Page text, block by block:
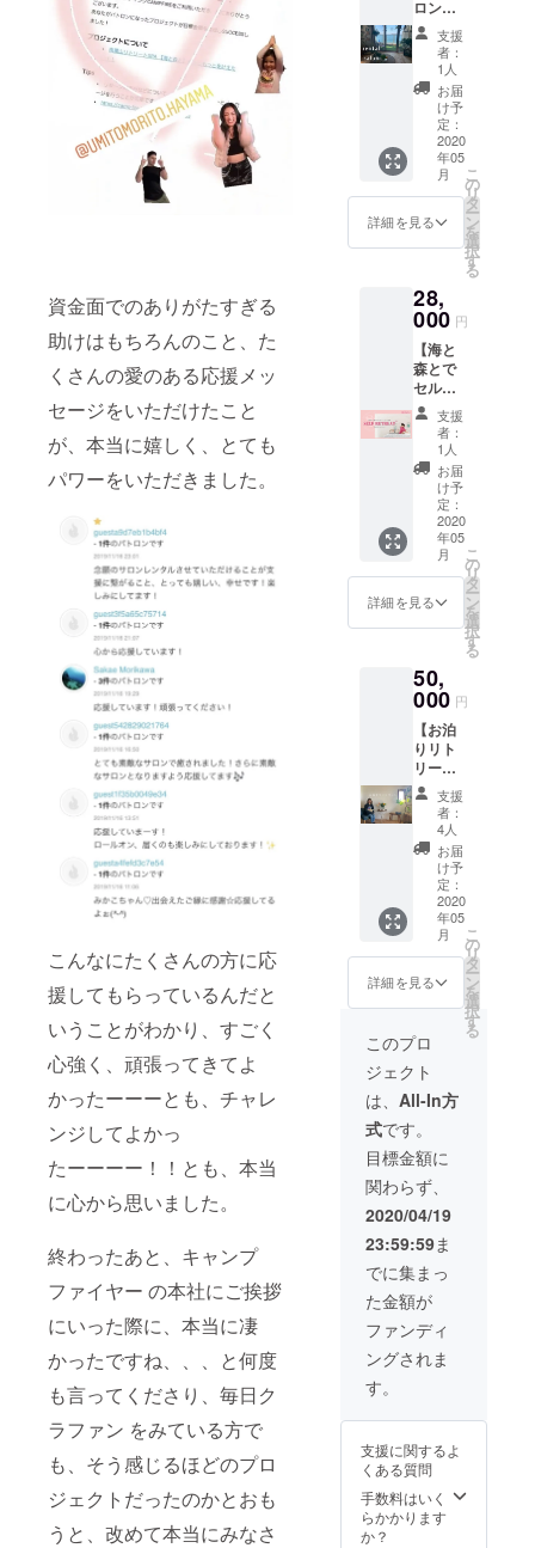
資金面でのありがたすぎる
助けはもちろんのこと、た
くさんの愛のある応援メッ
セージをいただけたこと
が、本当に嬉しく、とても
パワーをいただきました。
こんなにたくさんの方に応
援してもらっているんだと
いうことがわかり、すごく
心強く、頑張ってきてよ
かったーーーとも、チャレ
ンジしてよかっ
たーーーー！！とも、本当
に心から思いました。
終わったあと、キャンプ
ファイヤー の本社にご挨拶
にいった際に、本当に凄
かったですね、、、と何度
も言ってくださり、毎日ク
ラファン をみている方で
も、そう感じるほどのプロ
ジェクトだったのかとおも
うと、改めて本当にみなさ
援！！
！ そん
な優し
いあな
たもぜ
ひよろ
しくお
願いい
たしま
す！！
思いつ
くか
も！
オー
シャン
フロン
トバス
に心ゆ
くまで
入って
い＾＾
（クレ
ディ
テー
ション
トリー
トメン
トバス
をお選
びいた
だけま
す） 激
動の
2020年
だから
こそ、
このい
贅沢な
時間を
ント。
いまを
ただた
だ感じ
よう。
絶え間
なく聴
こえて
くる波
の音
が、 あ
なたの
心の声
を呼び
覚ま
こは何
かが動
場所。
そう、
感じて
くれた
ことも
とても
大きな
ギフト
でし
た。 お
ひとり
ずつ、
好きな
き、 着
衣のま
まベッ
トで、
micaco
が触れ
させて
いただ
きま
す。 そ
の間
中、サ
ロン全
体を
Reoく
しいハ
ンドパ
でくれ
る至福
の時
間。 あ
まりに
も素敵
で、開
催後し
ばらく
たった
あとも
とって
も満た
されて
る余韻
中美味
しい
タイム
を挟
み、前
半後半
とわけ
て行い
ます。
リト
リート
スパだ
からこ
そでき
る、
ゆった
りと リ
ラック
スした
状態で
までお
楽しみ
くださ
い。 他
では味
わえな
定5名様
の贅沢
healing
になっ
たよ
う、と
喩えて
くださ
る方
も。 そ
して、
よう、
大切な
人を大
切にし
よう。
そう、
感じて
くれた
ことも
とても
大きな
ギフト
でし
た。 お
ひとり
ずつ、
好きな
き、 着
衣のま
まベッ
トで、
micaco
が触れ
させて
いただ
きま
す。 そ
の間
中、サ
ロン全
体を
Reoく
しいハ
ンドパ
みこん
でくれ
る至福
の時
まりに
も素敵
で、開
催後し
ばらく
たった
あとも
とって
も満た
されて
る余韻
＾＾ 途
中美味
タイム
を挟
み、前
半後半
とわけ
て行い
ロン
for セラ
ピス
ト】 前
回のリ
ターン
でも、
人気
だった
レンタ
ルサロ
ン
1day 海
目の前
のロ
ケー
ション
で、1日
サロン
してみ
ません
か？ ど
んなふ
うにや
りたい
かな
ど、ご
相談に
応じま
す。 ま
た、微
の、
SNSで
もお知
らせな
どのご
協力を
させて
いただ
きます
（任
意）
マッ
サージ
ベット
タオル
（大
判・
ル・お
タオ
ル）
ホット
キャビ
ネット
ガスコ
ンロ や
かん
など、
ご利用
いただ
けま
す。 ８
時間の
光熱費
の料金
となり
ます。
備考欄
に内容
などお
支援
者：
1人
お届
け予
定：
2020
年05
月
詳細を見る
こ
の
リ
タ
ー
ン
を
選
択
す
る
28,
000 円
【海と
森とで
セルフ
リト
リー
ト】 セ
ルフリ
トリー
トと
は、長
谷川エ
レナ朋
美さん
考案の
メソッ
ド。 ６
ニュー
に沿っ
て、
心・
体・環
境それ
ぞれの
フィー
ルドで
『自分
と向き
合う』
ワーク
をする
ことで
自分自
身の片
参りま
す。
https://
www.se
lfretrea
t-
official.
com/ 本
来ひと
りで行
う、セ
ルフリ
トリー
トです
がシェ
アをす
ること
で 理解
す。 ま
た、波
の音し
かきこ
えない
環境で
支援
者：
1人
お届
け予
定：
2020
年05
月
詳細を見る
こ
の
リ
タ
ー
ン
を
選
択
す
る
50,
000 円
【お泊
りリト
リー
ト】 葉
山と海
と森
と、満
喫プラ
ン。 遠
方から
きてく
ださる
方、近
くの方
も、波
の音を
聴きな
がら丸2
日過ご
す体験
してみ
ません
か？ ご
希望に
沿っ
て、プ
ランニ
ングし
ます。
⭐︎お泊り
リト
リート
例
15:00
海に出
ゆっく
りお話
したり
しな
かった
支援
者：
4人
お届
け予
定：
2020
年05
月
詳細を見る
こ
の
リ
タ
ー
ン
を
選
択
す
る
このプロ
ジェクト
は、 All-In方
式です。
目標金額に
関わらず、
2020/04/19
23:59:59ま
でに集まっ
た金額が
ファンディ
ングされま
す。
支援に関するよ
くある質問
手数料はいく
らかかります
か？